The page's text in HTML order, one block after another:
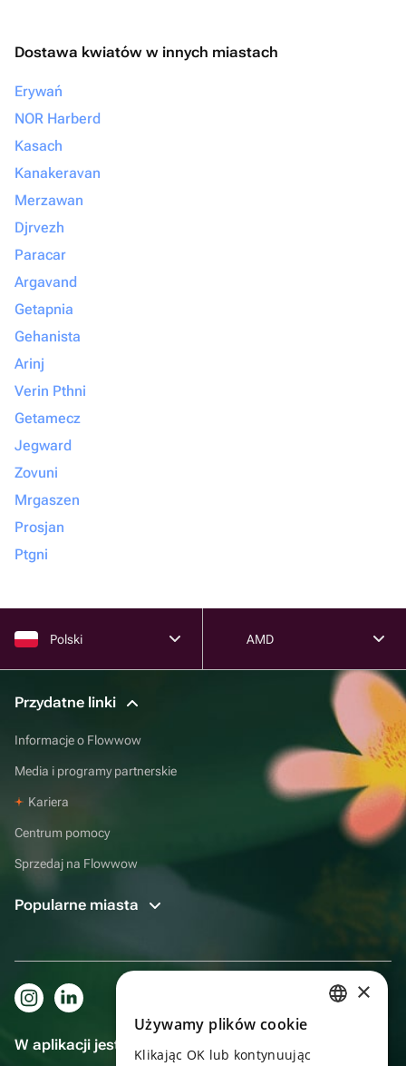
Dostawa kwiatów w innych miastach
Erywań
NOR Harberd
Kasach
Kanakeravan
Merzawan
Djrvezh
Paracar
Argavand
Getapnia
Gehanista
Arinj
Verin Pthni
Getamecz
Jegward
Zovuni
Mrgaszen
Prosjan
Ptgni
Polski AMD
Przydatne linki
Informacje o Flowwow
Media i programy partnerskie
Kariera
Centrum pomocy
Sprzedaj na Flowwow
Popularne miasta
W aplikacji jest to jeszcze wygodniejsze!
×
Używamy plików cookie
Klikając OK lub kontynuując